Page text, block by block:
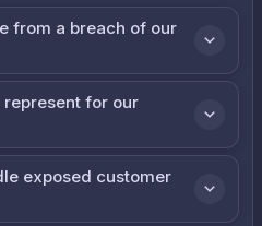
from a breach of our
for our
exposed customer